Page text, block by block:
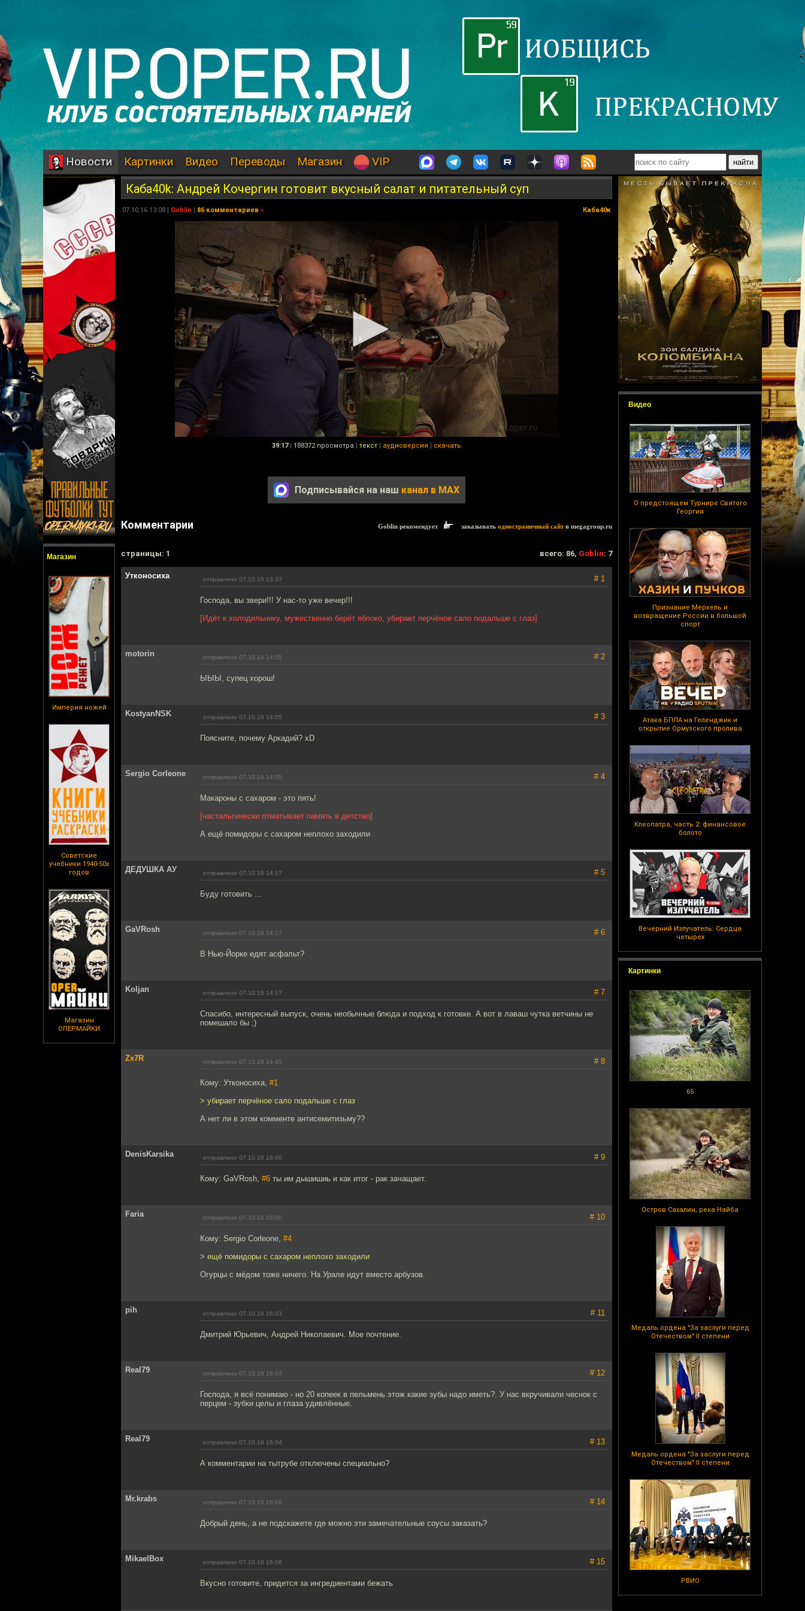
Новости Картинки Видео Переводы Магазин VIP
Магазин
Империя ножей
Советские
учебники 1940-50х
годов
Магазин
ОПЕРМАЙКИ
Видео
О предстоящем Турнире Святого
Георгия
Признание Меркель и
возвращение России в большой
спорт
Атака БПЛА на Геленджик и
открытие Ормузского пролива
Клеопатра, часть 2: финансовое
болото
Вечерний Излучатель: Сердца
четырех
Картинки
65
Остров Сахалин, река Найба
Медаль ордена "За заслуги перед
Отечеством" II степени
Медаль ордена "За заслуги перед
Отечеством" II степени
РВИО
Каба40k: Андрей Кочергин готовит вкусный салат и питательный суп
07.10.16 13:08 | Goblin | 86 комментариев » Каба40к
39:17 | 188372 просмотра | текст | аудиоверсия | скачать
Подписывайся на наш канал в MAX
Комментарии Goblin рекомендует заказывать одностраничный сайтв megagroup.ru
cтраницы: 1 всего: 86, Goblin: 7
Утконосиха отправлено 07.10.16 13:37 # 1
Господа, вы звери!!! У нас-то уже вечер!!!
[Идёт к холодильнику, мужественно берёт яблоко, убирает перчёное сало подальше с глаз]
motorin отправлено 07.10.16 14:05 # 2
ЫЫЫ, супец хорош!
KostyanNSK отправлено 07.10.16 14:05 # 3
Поясните, почему Аркадий? xD
Sergio Corleone отправлено 07.10.16 14:05 # 4
Макароны с сахаром - это пять!
[настальгически отматывает память в детство]
А ещё помидоры с сахаром неплохо заходили
ДЕДУШКА АУ отправлено 07.10.16 14:17 # 5
Буду готовить ...
GaVRosh отправлено 07.10.16 14:17 # 6
В Нью-Йорке едят асфальт?
Koljan отправлено 07.10.16 14:17 # 7
Спасибо, интересный выпуск, очень необычные блюда и подход к готовке. А вот в лаваш чутка ветчины не
помешало бы ;)
Zx7R отправлено 07.10.16 14:45 # 8
Кому: Утконосиха, #1
> убирает перчёное сало подальше с глаз
А нет ли в этом комменте антисемитизьму??
DenisKarsika отправлено 07.10.16 16:00 # 9
Кому: GaVRosh, #6 ты им дышишиь и как итог - рак зачащает.
Faria отправлено 07.10.16 16:00 # 10
Кому: Sergio Corleone, #4
> ещё помидоры с сахаром неплохо заходили
Огурцы с мёдом тоже ничего. На Урале идут вместо арбузов.
pih отправлено 07.10.16 16:03 # 11
Дмитрий Юрьевич, Андрей Николаевич. Мое почтение.
Real79 отправлено 07.10.16 16:03 # 12
Господа, я всё понимаю - но 20 копеек в пельмень этож какие зубы надо иметь?. У нас вкручивали чеснок с
перцем - зубки целы и глаза удивлённые.
Real79 отправлено 07.10.16 16:04 # 13
А комментарии на тытрубе отключены специально?
Mr.krabs отправлено 07.10.16 16:06 # 14
Добрый день, а не подскажете где можно эти замечательные соусы заказать?
MikaelBox отправлено 07.10.16 16:06 # 15
Вкусно готовите, придется за ингредиентами бежать